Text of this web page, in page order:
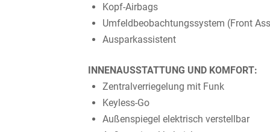
Kopf-Airbags
Umfeldbeobachtungssystem (Front
Ausparkassistent
INNENAUSSTATTUNG UND KOMFORT:
Zentralverriegelung mit Funk
Keyless-Go
Außenspiegel elektrisch verstellbar